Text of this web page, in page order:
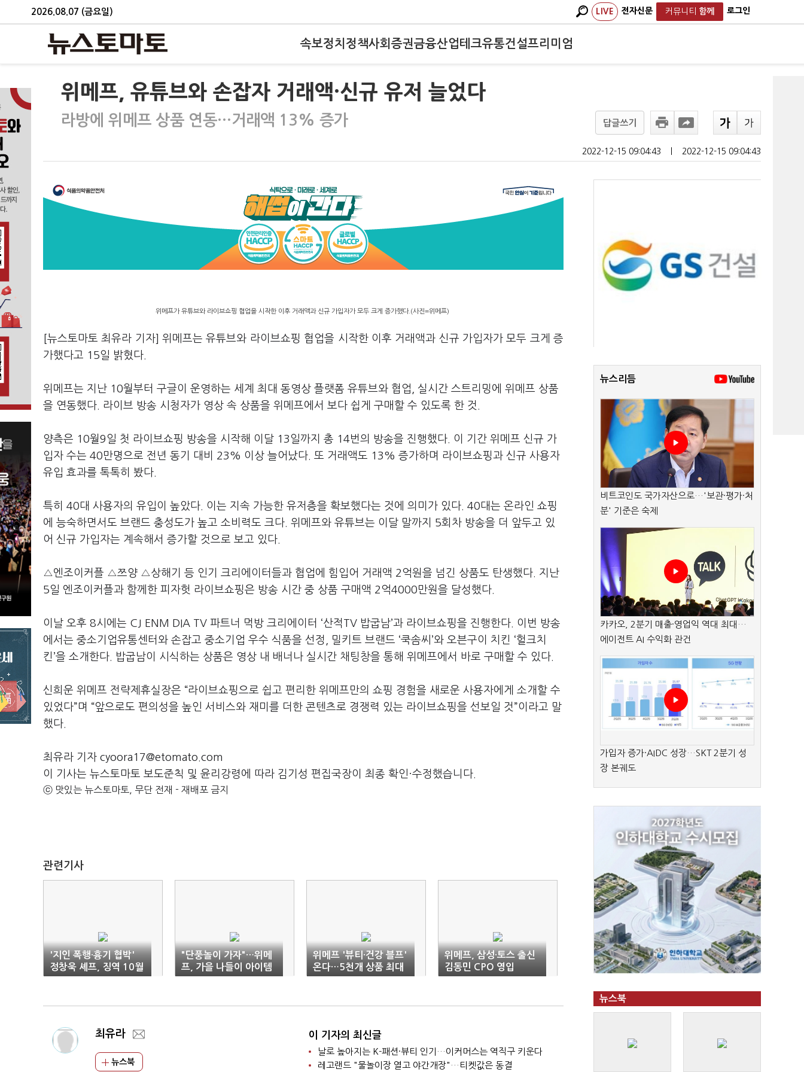
2026.08.07 (금요일) LIVE 전자신문 커뮤니티 함께 로그인
속보정치 정책사회 증권금융산업테크유통건설프리미엄
위메프, 유튜브와 손잡자 거래액·신규 유저 늘었다
라방에 위메프 상품 연동…거래액 13% 증가 답글쓰기
2022-12-15 09:04:43 2022-12-15 09:04:43
위메프가 유튜브와 라이브쇼핑 협업을 시작한 이후 거래액과 신규 가입자가 모두 크게 증가했다.(사진=위메프)
[뉴스토마토 최유라 기자] 위메프는 유튜브와 라이브쇼핑 협업을 시작한 이후 거래액과 신규 가입자가 모두 크게 증
가했다고 15일 밝혔다.
위메프는 지난 10월부터 구글이 운영하는 세계 최대 동영상 플랫폼 유튜브와 협업, 실시간 스트리밍에 위메프 상품
을 연동했다. 라이브 방송 시청자가 영상 속 상품을 위메프에서 보다 쉽게 구매할 수 있도록 한 것.
양측은 10월9일 첫 라이브쇼핑 방송을 시작해 이달 13일까지 총 14번의 방송을 진행했다. 이 기간 위메프 신규 가
입자 수는 40만명으로 전년 동기 대비 23% 이상 늘어났다. 또 거래액도 13% 증가하며 라이브쇼핑과 신규 사용자
유입 효과를 톡톡히 봤다.
특히 40대 사용자의 유입이 높았다. 이는 지속 가능한 유저층을 확보했다는 것에 의미가 있다. 40대는 온라인 쇼핑
에 능숙하면서도 브랜드 충성도가 높고 소비력도 크다. 위메프와 유튜브는 이달 말까지 5회차 방송을 더 앞두고 있
어 신규 가입자는 계속해서 증가할 것으로 보고 있다.
△엔조이커플 △쯔양 △상해기 등 인기 크리에이터들과 협업에 힘입어 거래액 2억원을 넘긴 상품도 탄생했다. 지난
5일 엔조이커플과 함께한 피자헛 라이브쇼핑은 방송 시간 중 상품 구매액 2억4000만원을 달성했다.
이날 오후 8시에는 CJ ENM DIA TV 파트너 먹방 크리에이터 ‘산적TV 밥굽남’과 라이브쇼핑을 진행한다. 이번 방송
에서는 중소기업유통센터와 손잡고 중소기업 우수 식품을 선정, 밀키트 브랜드 ‘쿡솜씨’와 오븐구이 치킨 ‘헐크치
킨’을 소개한다. 밥굽남이 시식하는 상품은 영상 내 배너나 실시간 채팅창을 통해 위메프에서 바로 구매할 수 있다.
신희운 위메프 전략제휴실장은 “라이브쇼핑으로 쉽고 편리한 위메프만의 쇼핑 경험을 새로운 사용자에게 소개할 수
있었다”며 “앞으로도 편의성을 높인 서비스와 재미를 더한 콘텐츠로 경쟁력 있는 라이브쇼핑을 선보일 것”이라고 말
했다.
최유라 기자 cyoora17@etomato.com
이 기사는 뉴스토마토 보도준칙 및 윤리강령에 따라 김기성 편집국장이 최종 확인·수정했습니다.
ⓒ 맛있는 뉴스토마토, 무단 전재 - 재배포 금지
관련기사
'지인 폭행·흉기 협박'
정창욱 셰프, 징역 10월
선고
"단풍놀이 가자"…위메
프, 가을 나들이 아이템
판매 급증
위메프 '뷰티·건강 블프'
온다…5천개 상품 최대
70% 할인
위메프, 삼성·토스 출신
김동민 CPO 영입
최유라
뉴스북
이 기자의 최신글
날로 높아지는 K-패션·뷰티 인기…이커머스는 역직구 키운다
레고랜드 "물놀이장 열고 야간개장"…티켓값은 동결
뉴스리듬
비트코인도 국가자산으로…'보관·평가·처
분' 기준은 숙제
카카오, 2분기 매출·영업익 역대 최대…
에이전트 AI 수익화 관건
가입자 증가·AIDC 성장…SKT 2분기 성
장 본궤도
뉴스북